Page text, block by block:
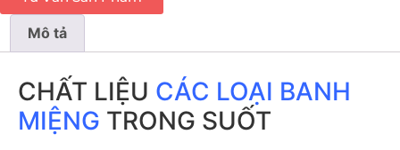
Mô tả
CHẤT LIỆU CÁC LOẠI BANH
MIỆNG TRONG SUỐT